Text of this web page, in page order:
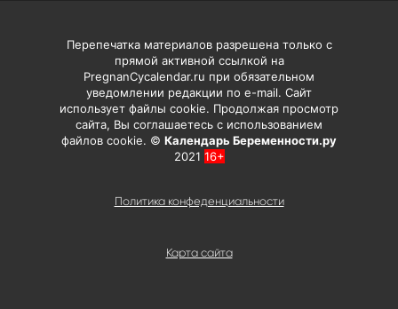
Карта сайта
Перепечатка материалов разрешена только с
прямой активной ссылкой на
PregnanCycalendar.ru при обязательном
уведомлении редакции по e-mail. Сайт
использует файлы cookie. Продолжая просмотр
сайта, Вы соглашаетесь с использованием
файлов cookie. © Календарь Беременности.ру
2021 16+
Политика конфеденциальности